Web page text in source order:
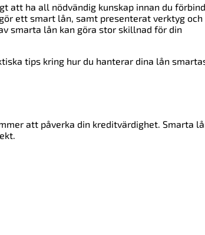
att ha all nödvändig kunskap innan du
ett smart lån, samt presenterat verktyg och
smarta lån kan göra stor skillnad för din
tips kring hur du hanterar dina lån
att påverka din kreditvärdighet. Smarta